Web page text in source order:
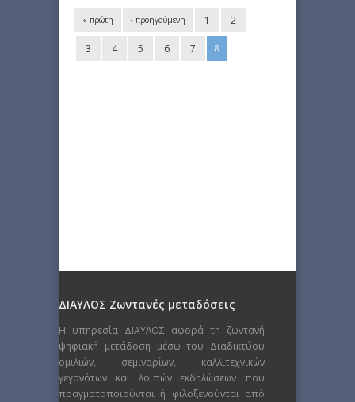
« πρώτη ‹ προηγούμενη 1 2
3 4 5 6 7 8
ΔΙΑΥΛΟΣ Ζωντανές μεταδόσεις
Η υπηρεσία ΔΙΑΥΛΟΣ αφορά τη ζωντανή
ψηφιακή μετάδοση μέσω του Διαδικτύου
ομιλιών, σεμιναρίων, καλλιτεχνικών
γεγονότων και λοιπών εκδηλώσεων που
πραγματοποιούνται ή φιλοξενούνται από